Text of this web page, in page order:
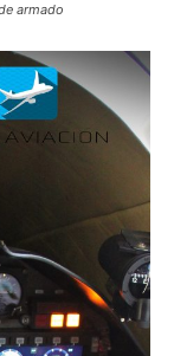
armado